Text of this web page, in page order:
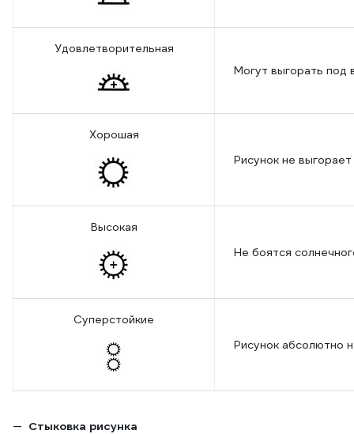
Удовлетворительная
Могут выгорать под
Хорошая
Рисунок не выгорает
Высокая
Не боятся
Суперстойкие
Рисунок абсолютно
Стыковка рисунка